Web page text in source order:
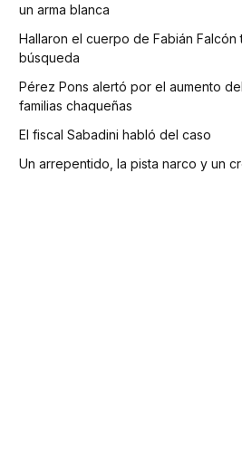
un arma blanca
Hallaron el cuerpo de Fabián Falcón
búsqueda
Pérez Pons alertó por el aumento
familias chaqueñas
El fiscal Sabadini habló del caso
Un arrepentido, la pista narco y un